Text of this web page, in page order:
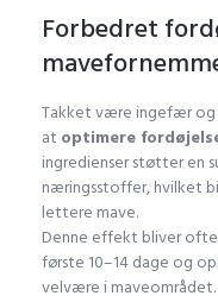
Forbedret
Takket være ingefær
at optimere
ingredienser støtter en
næringsstoffer, hvilket
lettere mave.
Denne effekt bliver
første 10–14 dage og
velvære i maveområdet.